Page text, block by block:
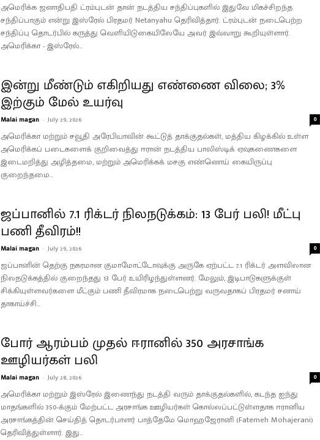
அமெரிக்க ஜனாதிபதி ட்ரம்புடன் தான் நடத்திய சந்திப்புகளில் இதுவே மிகச்சிறந்த
சந்திப்பாகும் என்று இஸ்ரேல் பிரதமர் Netanyahu தெரிவித்தார். ட்ரம்புடன் நடைபெற்ற
சந்திப்பு தொடர்பில் கருத்து வெளியிடுகையிலேயே அவர் இவ்வாறு கூறியுள்ளார்.
அமெரிக்கா - இஸ்ரேல்...
இன்று மீண்டும் எகிறியது எண்ணை விலை; 3%
இற்கும் மேல் உயர்வு
Malai magan - July 29, 2026 0
அமெரிக்கா மற்றும் சவூதி அரேபியாவின் கூட்டுத் தாக்குதல்கள், மத்திய கிழக்கில் உள்ள
அமெரிக்கப் படைகளைக் குறிவைத்து ஈரான் நடத்திய பாலிஸ்டிக் ஏவுகணைகளை
இடைமறித்து அழித்தமை, மற்றும் அமெரிக்கக் மசகு எண்ணெய் கையிருப்பு
குறைந்தமை...
ஜப்பானில் 7.1 ரிக்டர் நிலநடுக்கம்: 13 பேர் பலி! மீட்பு
பணி தீவிரம்!!
Malai magan - July 29, 2026 0
ஜப்பானின் தெற்கு நகரமான குமாமோட்டோவுக்கு அருகே ஏற்பட்ட 7.1 ரிக்டர் அளவிலான
நிலநடுக்கத்தில் குறைந்தது 13 பேர் உயிரிழந்துள்ளனர். மேலும், இடிபாடுகளுக்குள்
சிக்கியுள்ளவர்களை மீட்கும் பணி தீவிரமாக நடைபெற்று வருவதாகப் பிரதமர் சனாய்
தாகாய்ச்சி...
போர் ஆரம்பம் முதல் ஈரானில் 350 அரசாங்க
ஊழியர்கள் பலி
Malai magan - July 28, 2026 0
அமெரிக்கா மற்றும் இஸ்ரேல் இணைந்து நடத்தி வரும் தாக்குதல்களில், கடந்த ஐந்து
மாதங்களில் 350-க்கும் மேற்பட்ட அரசாங்க ஊழியர்கள் கொல்லப்பட்டுள்ளதாக ஈரானிய
அரசாங்கத்தின் செய்தித் தொடர்பாளர் பாத்தேமே மொஹஜேரானி (Fatemeh Mohajerani)
தெரிவித்துள்ளார். இது...